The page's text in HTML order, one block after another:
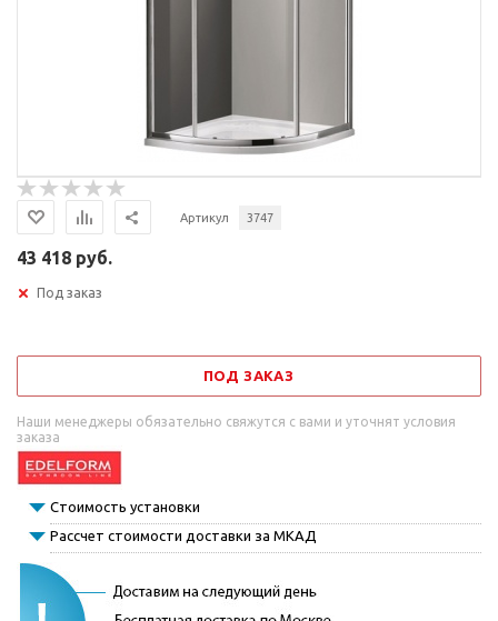
Артикул 3747
43 418 руб.
Под заказ
ПОД ЗАКАЗ
Наши менеджеры обязательно свяжутся с вами и уточнят условия
заказа
Стоимость установки
Рассчет стоимости доставки за МКАД